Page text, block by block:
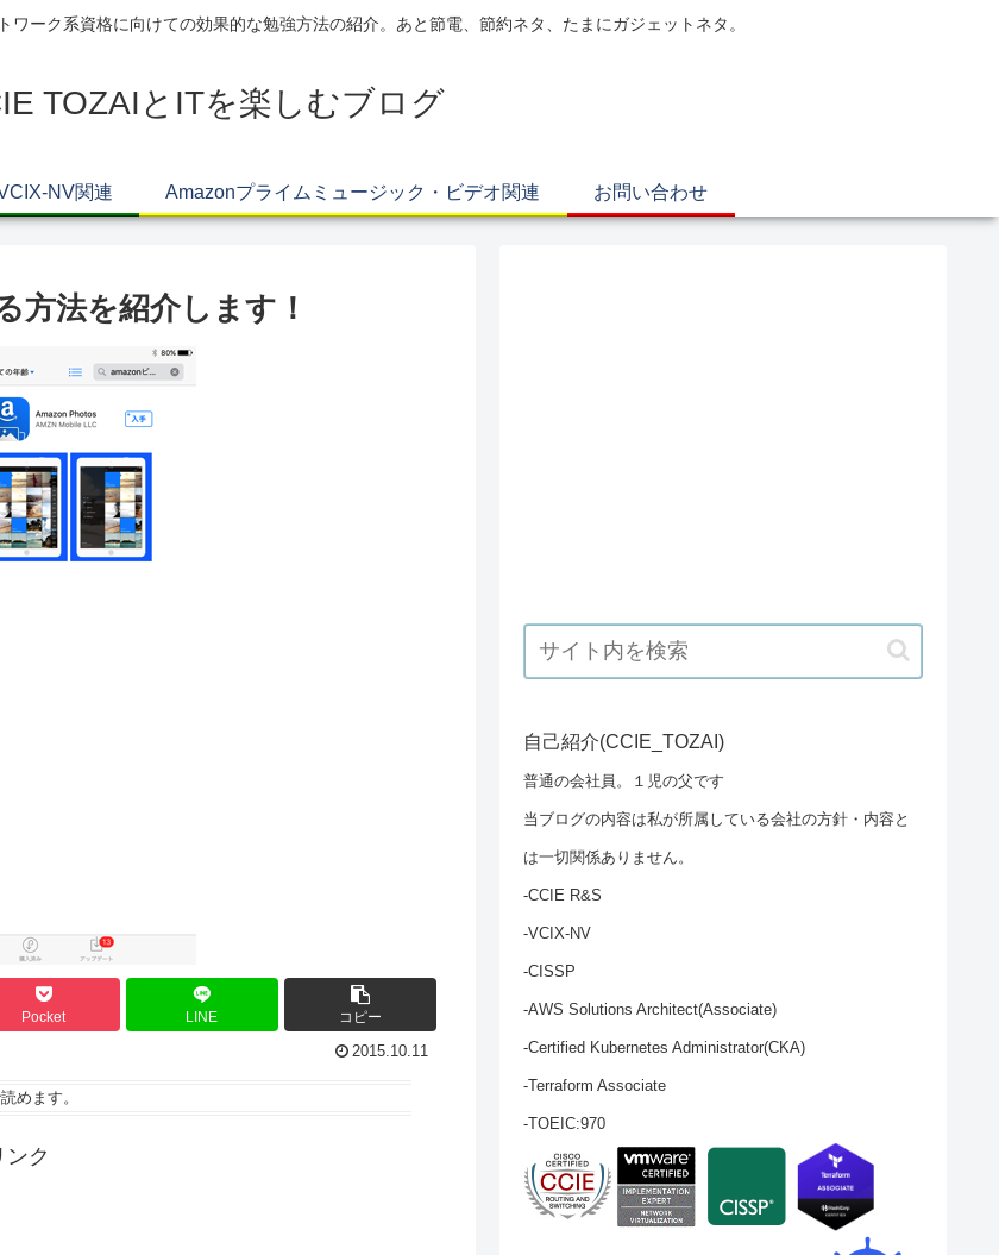
ーク系資格に向けての効果的な勉強方法の紹介。あと節電、節約ネタ、たまにガジェットネタ。
TOZAIとITを楽しむブログ
NV関連 Amazonプライムミュージック・ビデオ関連 お問い合わせ
方法を紹介します！
Pocket LINE コピー
2015.10.11
めます。
ンク
自己紹介(CCIE_TOZAI)
普通の会社員。１児の父です
当ブログの内容は私が所属している会社の方針・内容と
は一切関係ありません。
-CCIE R&S
-VCIX-NV
-CISSP
-AWS Solutions Architect(Associate)
-Certified Kubernetes Administrator(CKA)
-Terraform Associate
-TOEIC:970